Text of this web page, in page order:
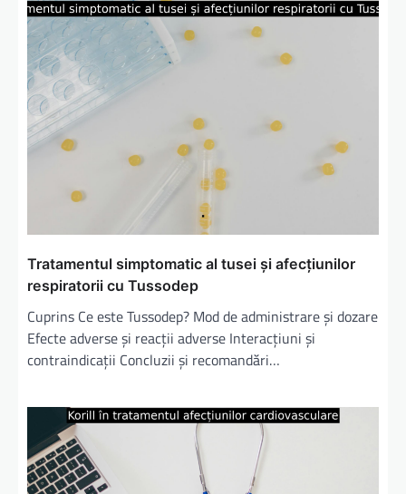
Tratamentul simptomatic al tusei și afecțiunilor
respiratorii cu Tussodep
Cuprins Ce este Tussodep? Mod de administrare și dozare
Efecte adverse și reacții adverse Interacțiuni și
contraindicații Concluzii și recomandări…